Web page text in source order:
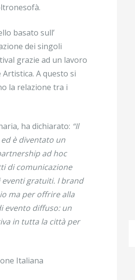
basato sull’
dei singoli
grazie ad un lavoro
A questo si
la relazione tra i
ha dichiarato: “Il
è diventato un
ad hoc
di comunicazione
gratuiti. I brand
ma per offrire alla
evento diffuso: un
in tutta la città per
Italiana